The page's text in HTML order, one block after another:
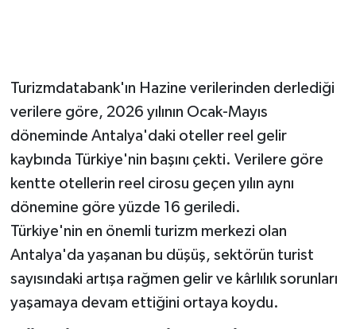
Turizmdatabank'ın Hazine verilerinden derlediği
verilere göre, 2026 yılının Ocak-Mayıs
döneminde Antalya'daki oteller reel gelir
kaybında Türkiye'nin başını çekti. Verilere göre
kentte otellerin reel cirosu geçen yılın aynı
dönemine göre yüzde 16 geriledi.
Türkiye'nin en önemli turizm merkezi olan
Antalya'da yaşanan bu düşüş, sektörün turist
sayısındaki artışa rağmen gelir ve kârlılık sorunları
yaşamaya devam ettiğini ortaya koydu.